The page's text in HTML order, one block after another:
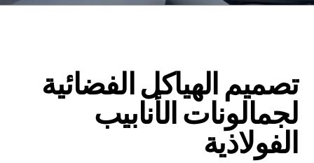
تصميم الهياكل الفضائية
لجمالونات الأنابيب
الفولاذية